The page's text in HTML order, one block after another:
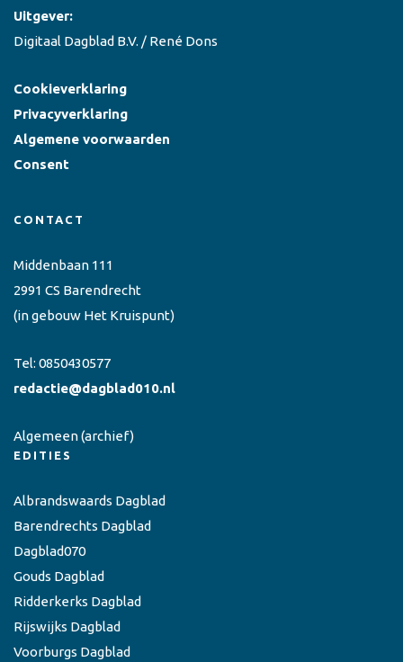
Uitgever:
Digitaal Dagblad B.V. / René Dons
Cookieverklaring
Privacyverklaring
Algemene voorwaarden
Consent
CONTACT
Middenbaan 111
2991 CS Barendrecht
(in gebouw Het Kruispunt)
Tel: 0850430577
redactie@dagblad010.nl
Algemeen(archief)
EDITIES
Albrandswaards Dagblad
Barendrechts Dagblad
Dagblad070
Gouds Dagblad
Ridderkerks Dagblad
Rijswijks Dagblad
Voorburgs Dagblad